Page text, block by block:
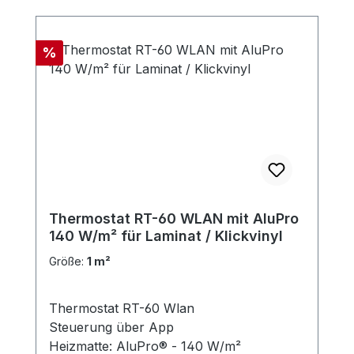
Rabatt
%
Thermostat RT-60 WLAN mit AluPro
140 W/m² für Laminat / Klickvinyl
Größe: 1 m²
Thermostat RT-60 Wlan
Steuerung über App
Heizmatte: AluPro® - 140 W/m²